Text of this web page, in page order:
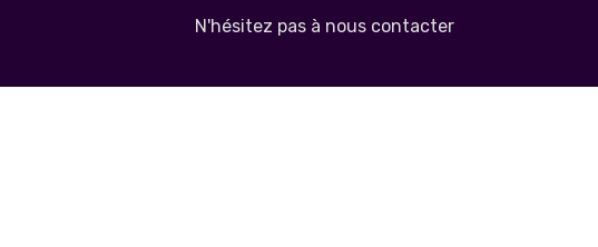
N'hésitez pas à nous contacter